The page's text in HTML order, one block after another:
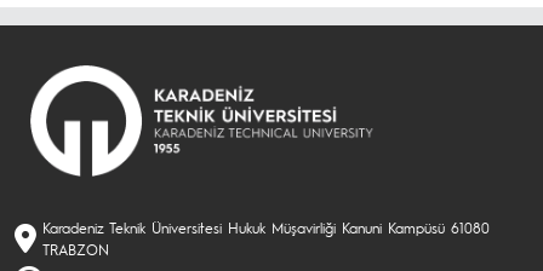
Karadeniz Teknik Üniversitesi Hukuk Müşavirliği Kanuni Kampüsü 61080
TRABZON